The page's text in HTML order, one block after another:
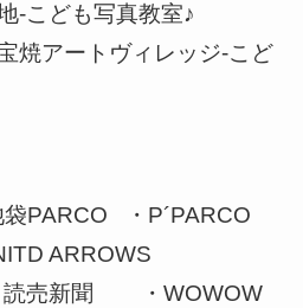
-こども写真教室♪
焼アートヴィレッジ-こど
袋PARCO ・P´PARCO
ARROWS
読売新聞 ・WOWOW